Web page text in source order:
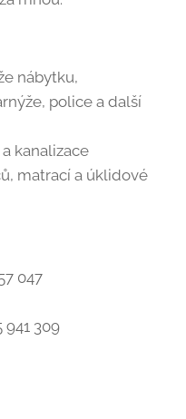
nábytku,
police a další
kanalizace
matrací a úklidové
047
941 309